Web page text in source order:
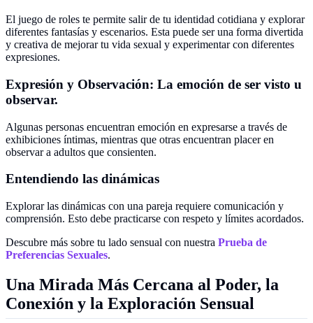
El juego de roles te permite salir de tu identidad cotidiana y explorar
diferentes fantasías y escenarios. Esta puede ser una forma divertida
y creativa de mejorar tu vida sexual y experimentar con diferentes
expresiones.
Expresión y Observación: La emoción de ser visto u
observar.
Algunas personas encuentran emoción en expresarse a través de
exhibiciones íntimas, mientras que otras encuentran placer en
observar a adultos que consienten.
Entendiendo las dinámicas
Explorar las dinámicas con una pareja requiere comunicación y
comprensión. Esto debe practicarse con respeto y límites acordados.
Descubre más sobre tu lado sensual con nuestra Prueba de
Preferencias Sexuales.
Una Mirada Más Cercana al Poder, la
Conexión y la Exploración Sensual